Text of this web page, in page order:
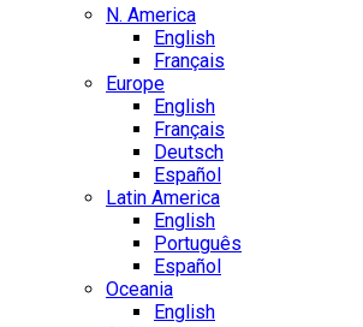
N. America
English
Français
Europe
English
Français
Deutsch
Español
Latin America
English
Português
Español
Oceania
English